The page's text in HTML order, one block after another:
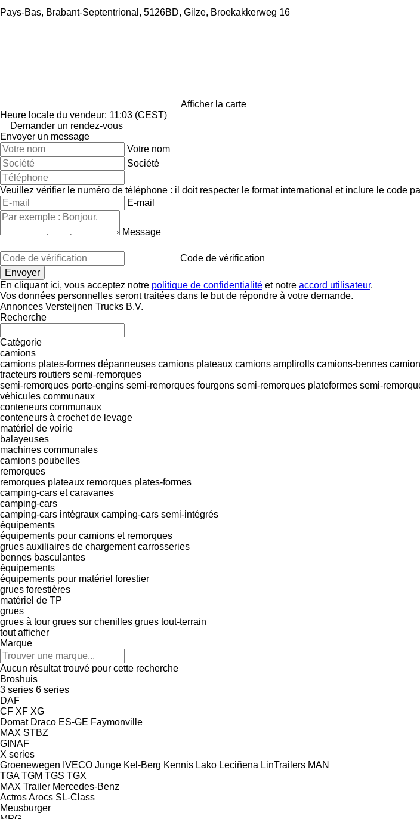
Pays-Bas, Brabant-Septentrional, 5126BD, Gilze, Broekakkerweg 16
Afficher la carte
Heure locale du vendeur: 11:03 (CEST)
Demander un rendez-vous
Envoyer un message
Votre nom
Société
Veuillez vérifier le numéro de téléphone : il doit respecter le format international et inclure le code
E-mail
Message
Code de vérification
En cliquant ici, vous acceptez notre politique de confidentialité et notre accord utilisateur.
Vos données personnelles seront traitées dans le but de répondre à votre demande.
Annonces Versteijnen Trucks B.V.
Recherche
Catégorie
camions
camions plates-formes dépanneuses camions plateaux camions amplirolls camions-bennes
tracteurs routiers semi-remorques
semi-remorques porte-engins semi-remorques fourgons semi-remorques plateformes semi-
véhicules communaux
conteneurs communaux
conteneurs à crochet de levage
matériel de voirie
balayeuses
machines communales
camions poubelles
remorques
remorques plateaux remorques plates-formes
camping-cars et caravanes
camping-cars
camping‐cars intégraux camping-cars semi-intégrés
équipements
équipements pour camions et remorques
grues auxiliaires de chargement carrosseries
bennes basculantes
équipements
équipements pour matériel forestier
grues forestières
matériel de TP
grues
grues à tour grues sur chenilles grues tout-terrain
tout afficher
Marque
Aucun résultat trouvé pour cette recherche
Broshuis
3 series 6 series
DAF
CF XF XG
Domat Draco ES-GE Faymonville
MAX STBZ
GINAF
X series
Groenewegen IVECO Junge Kel-Berg Kennis Lako Leciñena LinTrailers MAN
TGA TGM TGS TGX
MAX Trailer Mercedes-Benz
ActrosArocs SL-Class
Meusburger